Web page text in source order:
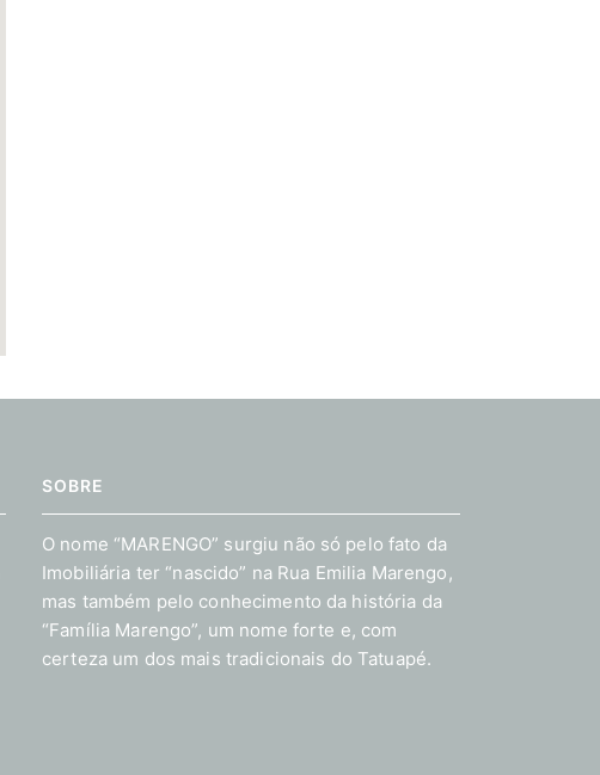
SOBRE
O nome “MARENGO” surgiu não só pelo fato da
Imobiliária ter “nascido” na Rua Emilia Marengo,
mas também pelo conhecimento da história da
“Família Marengo”, um nome forte e, com
certeza um dos mais tradicionais do Tatuapé.